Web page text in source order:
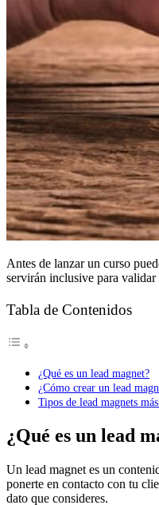
Antes de lanzar un curso
servirán inclusive para validar
Tabla de Contenidos
¿Qué es un lead magnet?
¿Cómo crear un lead
Tipos de lead magnets
¿Qué es un lead
Un lead magnet es un
ponerte en contacto con tu
dato que consideres.